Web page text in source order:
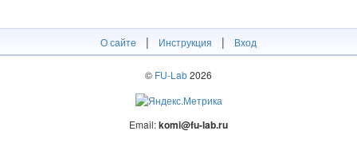
О сайте | Инструкция | Вход
© FU-Lab2026
Email:komi@fu-lab.ru